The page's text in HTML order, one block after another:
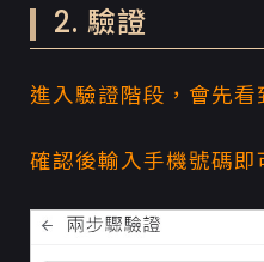
2. 驗證
進入驗證階段，會先看
確認後輸入手機號碼即